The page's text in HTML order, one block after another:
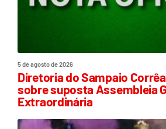
5 de agosto de 2026
Diretoria do Sampaio
sobre suposta Assembleia
Extraordinária